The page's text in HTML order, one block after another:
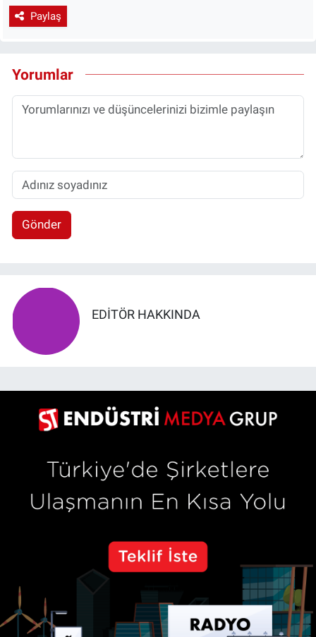
Paylaş
Yorumlar
Gönder
EDITÖR HAKKINDA